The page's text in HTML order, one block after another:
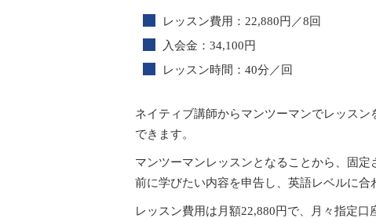
レッスン費用：22,880円／8回
入会金：34,100円
レッスン時間：40分／回
ネイティブ講師からマンツーマンでレッス
できます。
マンツーマンレッスンとなることから、固
前に学びたい内容を申告し、英語レベルに合
レッスン費用は月額22,880円で、月々指定